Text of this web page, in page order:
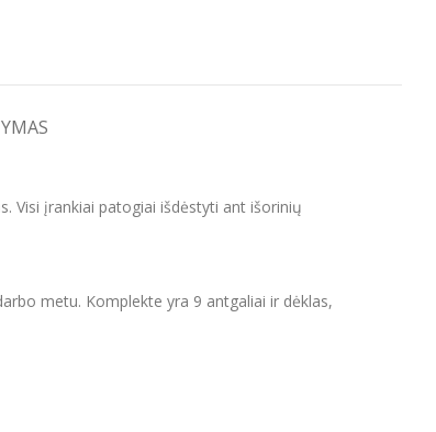
Visi įrankiai patogiai išdėstyti ant išorinių
metu. Komplekte yra 9 antgaliai ir dėklas,